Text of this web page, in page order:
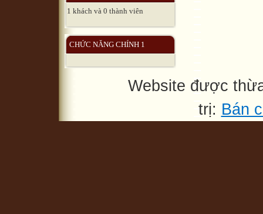
1 khách và 0 thành viên
CHỨC NĂNG CHÍNH 1
Website được
trị: Bán